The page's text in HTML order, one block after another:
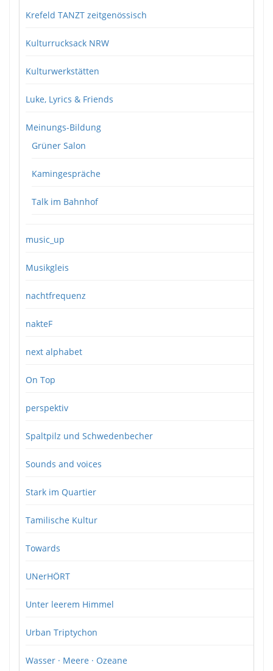
Krefeld TANZT zeitgenössisch
Kulturrucksack NRW
Kulturwerkstätten
Luke, Lyrics & Friends
Meinungs-Bildung
Grüner Salon
Kamingespräche
Talk im Bahnhof
music_up
Musikgleis
nachtfrequenz
nakteF
next alphabet
On Top
perspektiv
Spaltpilz und Schwedenbecher
Sounds and voices
Stark im Quartier
Tamilische Kultur
Towards
UNerHÖRT
Unter leerem Himmel
Urban Triptychon
Wasser · Meere · Ozeane